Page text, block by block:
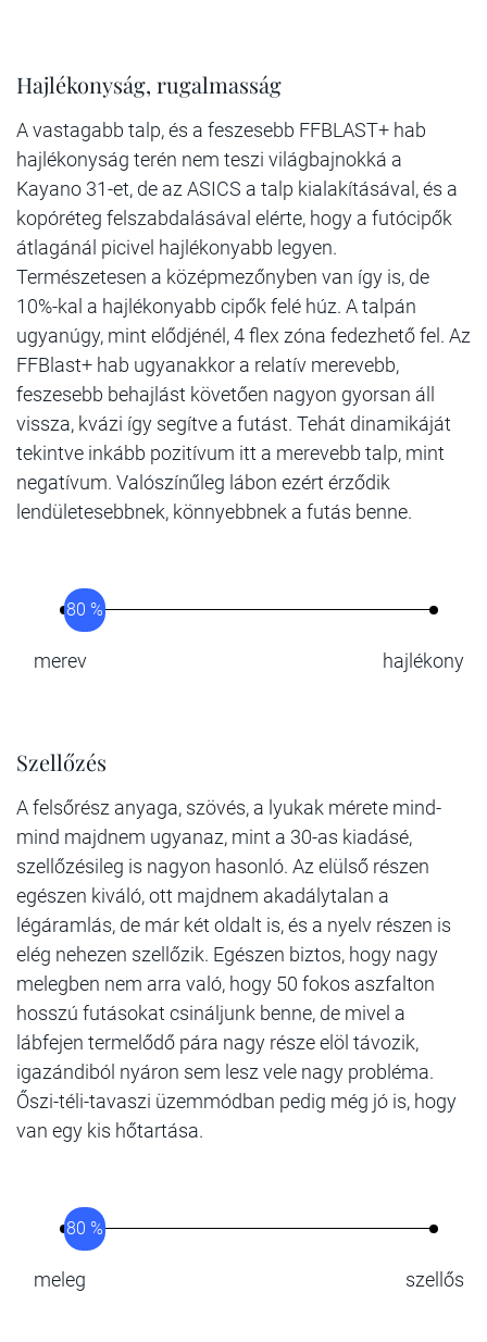
Hajlékonyság, rugalmasság
A vastagabb talp, és a feszesebb FFBLAST+ hab
hajlékonyság terén nem teszi világbajnokká a
Kayano 31-et, de az ASICS a talp kialakításával, és a
kopóréteg felszabdalásával elérte, hogy a futócipők
átlagánál picivel hajlékonyabb legyen.
Természetesen a középmezőnyben van így is, de
10%-kal a hajlékonyabb cipők felé húz. A talpán
ugyanúgy, mint elődjénél, 4 flex zóna fedezhető fel. Az
FFBlast+ hab ugyanakkor a relatív merevebb,
feszesebb behajlást követően nagyon gyorsan áll
vissza, kvázi így segítve a futást. Tehát dinamikáját
tekintve inkább pozitívum itt a merevebb talp, mint
negatívum. Valószínűleg lábon ezért érződik
lendületesebbnek, könnyebbnek a futás benne.
80 %
merev hajlékony
Szellőzés
A felsőrész anyaga, szövés, a lyukak mérete mind-
mind majdnem ugyanaz, mint a 30-as kiadásé,
szellőzésileg is nagyon hasonló. Az elülső részen
egészen kiváló, ott majdnem akadálytalan a
légáramlás, de már két oldalt is, és a nyelv részen is
elég nehezen szellőzik. Egészen biztos, hogy nagy
melegben nem arra való, hogy 50 fokos aszfalton
hosszú futásokat csináljunk benne, de mivel a
lábfejen termelődő pára nagy része elöl távozik,
igazándiból nyáron sem lesz vele nagy probléma.
Őszi-téli-tavaszi üzemmódban pedig még jó is, hogy
van egy kis hőtartása.
80 %
meleg szellős